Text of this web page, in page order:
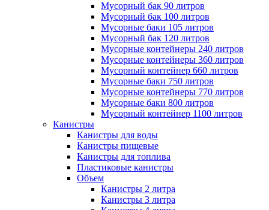
Мусорный бак 90 литров
Мусорный бак 100 литров
Мусорные баки 105 литров
Мусорный бак 120 литров
Мусорные контейнеры 240 литров
Мусорные контейнеры 360 литров
Мусорный контейнер 660 литров
Мусорные баки 750 литров
Мусорные контейнеры 770 литров
Мусорные баки 800 литров
Мусорный контейнер 1100 литров
Канистры
Канистры для воды
Канистры пищевые
Канистры для топлива
Пластиковые канистры
Объем
Канистры 2 литра
Канистры 3 литра